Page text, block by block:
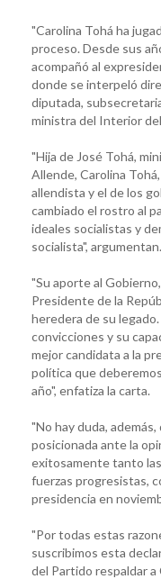
"Carolina Tohá ha
proceso. Desde sus
acompañó al
donde se interpeló
diputada,
ministra del Interior
"Hija de José Tohá,
Allende, Carolina
allendista y el de los
cambiado el rostro al
ideales socialistas y
socialista", argumentan.
"Su aporte al
Presidente de la
heredera de su
convicciones y su
mejor candidata a la
política que
año", enfatiza la carta.
"No hay duda,
posicionada ante la
exitosamente tanto
fuerzas progresistas,
presidencia en
"Por todas estas
suscribimos esta
del Partido respaldar